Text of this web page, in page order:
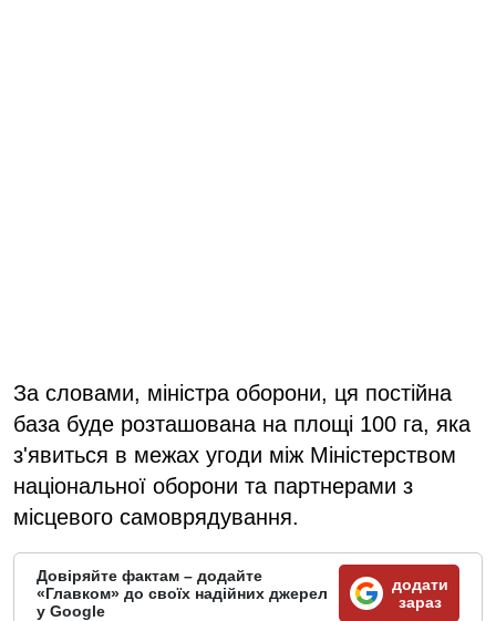
За словами, міністра оборони, ця постійна
база буде розташована на площі 100 га, яка
з'явиться в межах угоди між Міністерством
національної оборони та партнерами з
місцевого самоврядування.
Довіряйте фактам – додайте
«Главком» до своїх надійних джерел
у Google
додати
зараз